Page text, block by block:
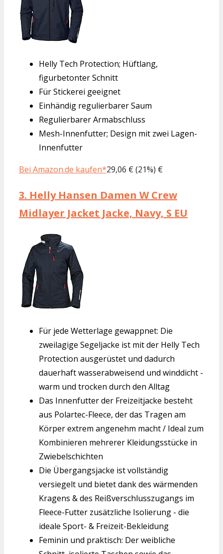
Helly Tech Protection; Hüftlang,
figurbetonter Schnitt
Für Stickerei geeignet
Einhändig regulierbarer Saum
Regulierbarer Armabschluss
Mesh-Innenfutter; Design mit zwei Lagen-
Innenfutter
Bei Amazon.de kaufen*29,06 € (21%) €
3. Helly Hansen Damen W Crew
Midlayer Jacket Jacke, Navy, S EU
Für jede Wetterlage gewappnet: Die
zweilagige Segeljacke ist mit der Helly Tech
Protection ausgerüstet und dadurch
dauerhaft wasserabweisend und winddicht -
warm und trocken durch den Alltag
Das Innenfutter der Freizeitjacke besteht
aus Polartec-Fleece, der das Tragen am
Körper extrem angenehm macht / Ideal zum
Kombinieren mehrerer Kleidungsstücke in
Zwiebelschichten
Die Übergangsjacke ist vollständig
versiegelt und bietet dank des wärmenden
Kragens & des Reißverschlusszugangs im
Fleece-Futter zusätzliche Isolierung - die
ideale Sport- & Freizeit-Bekleidung
Feminin und praktisch: Der weibliche